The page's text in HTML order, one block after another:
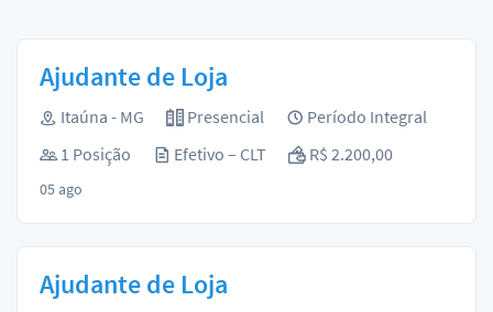
Ajudante de Loja
Itaúna - MG Presencial
Período Integral
1 Posição
Efetivo – CLT R$ 2.200,00
05 ago
Ajudante de Loja